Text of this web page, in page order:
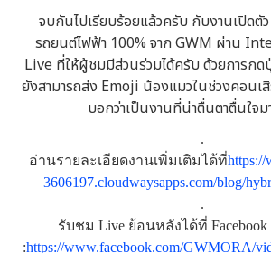
จบกันไปเรียบร้อยแล้วครับ กับงานเปิดตั
รถยนต์ไฟฟ้า 100% จาก GWM ผ่าน
Live ที่ให้ผู้ชมมีส่วนร่วมได้ครับ ด้วยการก
ยังสามารถส่ง Emoji น้องแมวในช่วงคอนเ
บอกว่าเป็นงานที่น่าตื่นตาตื่นใจ
.
อ่านรายละเอียดงานเพิ่มเติมได้ที่https://
3606197.cloudwaysapps.com/blog/
.
รับชม Live ย้อนหลังได้ที่ Facebook
:https://www.facebook.com/GWMORA/